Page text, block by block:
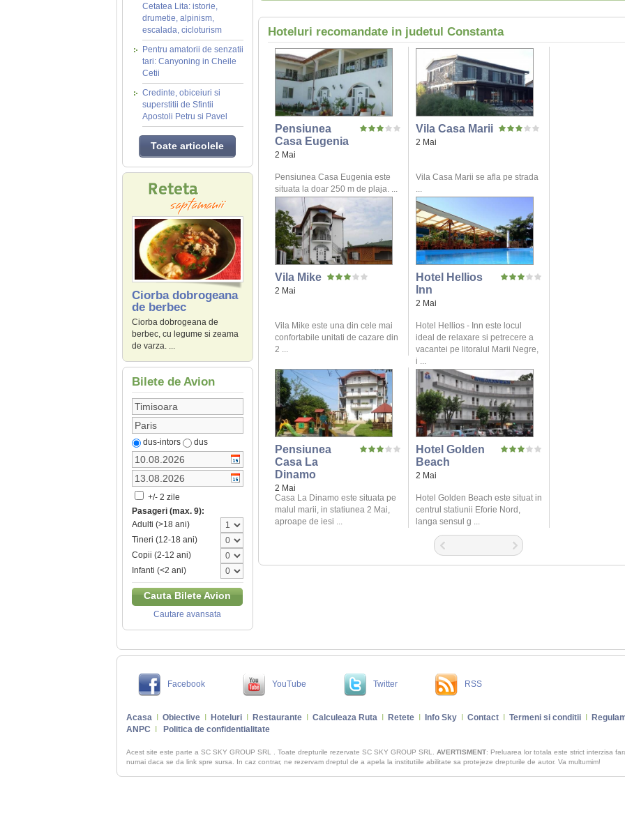
Cetatea Lita: istorie,
drumetie, alpinism,
escalada, cicloturism
Pentru amatorii de senzatii
tari: Canyoning in Cheile
Cetii
Credinte, obiceiuri si
superstitii de Sfintii
Apostoli Petru si Pavel
Toate articolele
Ciorba dobrogeana
de berbec
Ciorba dobrogeana de
berbec, cu legume si zeama
de varza. ...
Bilete de Avion
dus-intors dus
+/- 2 zile
Pasageri (max. 9):
Adulti (>18 ani)
Tineri (12-18 ani)
Copii (2-12 ani)
Infanti (<2 ani)
Cauta Bilete Avion
Cautare avansata
Hoteluri recomandate in judetul Constanta
Pensiunea
Casa Eugenia
2 Mai
Pensiunea Casa Eugenia este
situata la doar 250 m de plaja. ...
Vila Casa Marii
2 Mai
Vila Casa Marii se afla pe strada
...
Vila Mike
2 Mai
Vila Mike este una din cele mai
confortabile unitati de cazare din
2 ...
Hotel Hellios
Inn
2 Mai
Hotel Hellios - Inn este locul
ideal de relaxare si petrecere a
vacantei pe litoralul Marii Negre,
i ...
Pensiunea
Casa La
Dinamo
2 Mai
Casa La Dinamo este situata pe
malul marii, in statiunea 2 Mai,
aproape de iesi ...
Hotel Golden
Beach
2 Mai
Hotel Golden Beach este situat in
centrul statiunii Eforie Nord,
langa sensul g ...
Facebook YouTube Twitter RSS
AcasaI ObiectiveI HoteluriI RestauranteI Calculeaza RutaI ReteteI Info SkyI ContactI Termeni si conditiiI
ANPC
Politica de confidentialitate
Acest site este parte a SC SKY GROUP SRL . Toate drepturile rezervate SC SKY GROUP SRL. AVERTISMENT: Preluarea lor totala este strict interzisa
numai daca se da link spre sursa. In caz contrar, ne rezervam dreptul de a apela la institutiile abilitate sa protejeze drepturile de autor. Va multumim!